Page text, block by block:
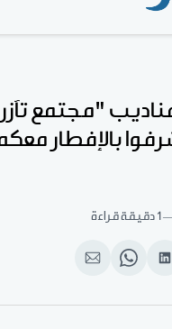
"مجتمع
بالإفطار
1 دقيقة قراءة
انشر
لينكد
Share
WhatsApp
انشر
الإيميل